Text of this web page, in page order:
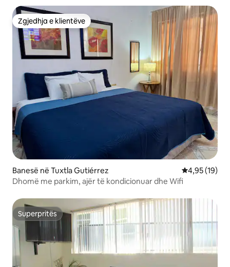
Zgjedhja e klientëve
Zgjedhja e klientëve
Banesë në Tuxtla Gutiérrez Vlerësimi
4,95 (19)
Dhomë me parkim, ajër të kondicionuar dhe Wifi
Superpritës
Superpritës